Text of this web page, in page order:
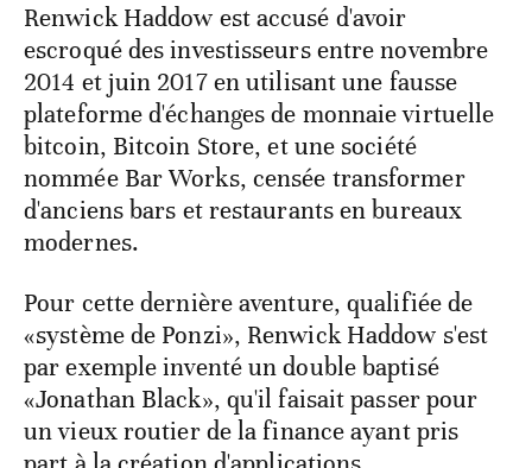
Renwick Haddow est accusé d'avoir
escroqué des investisseurs entre novembre
2014 et juin 2017 en utilisant une fausse
plateforme d'échanges de monnaie virtuelle
bitcoin, Bitcoin Store, et une société
nommée Bar Works, censée transformer
d'anciens bars et restaurants en bureaux
modernes.
Pour cette dernière aventure, qualifiée de
«système de Ponzi», Renwick Haddow s'est
par exemple inventé un double baptisé
«Jonathan Black», qu'il faisait passer pour
un vieux routier de la finance ayant pris